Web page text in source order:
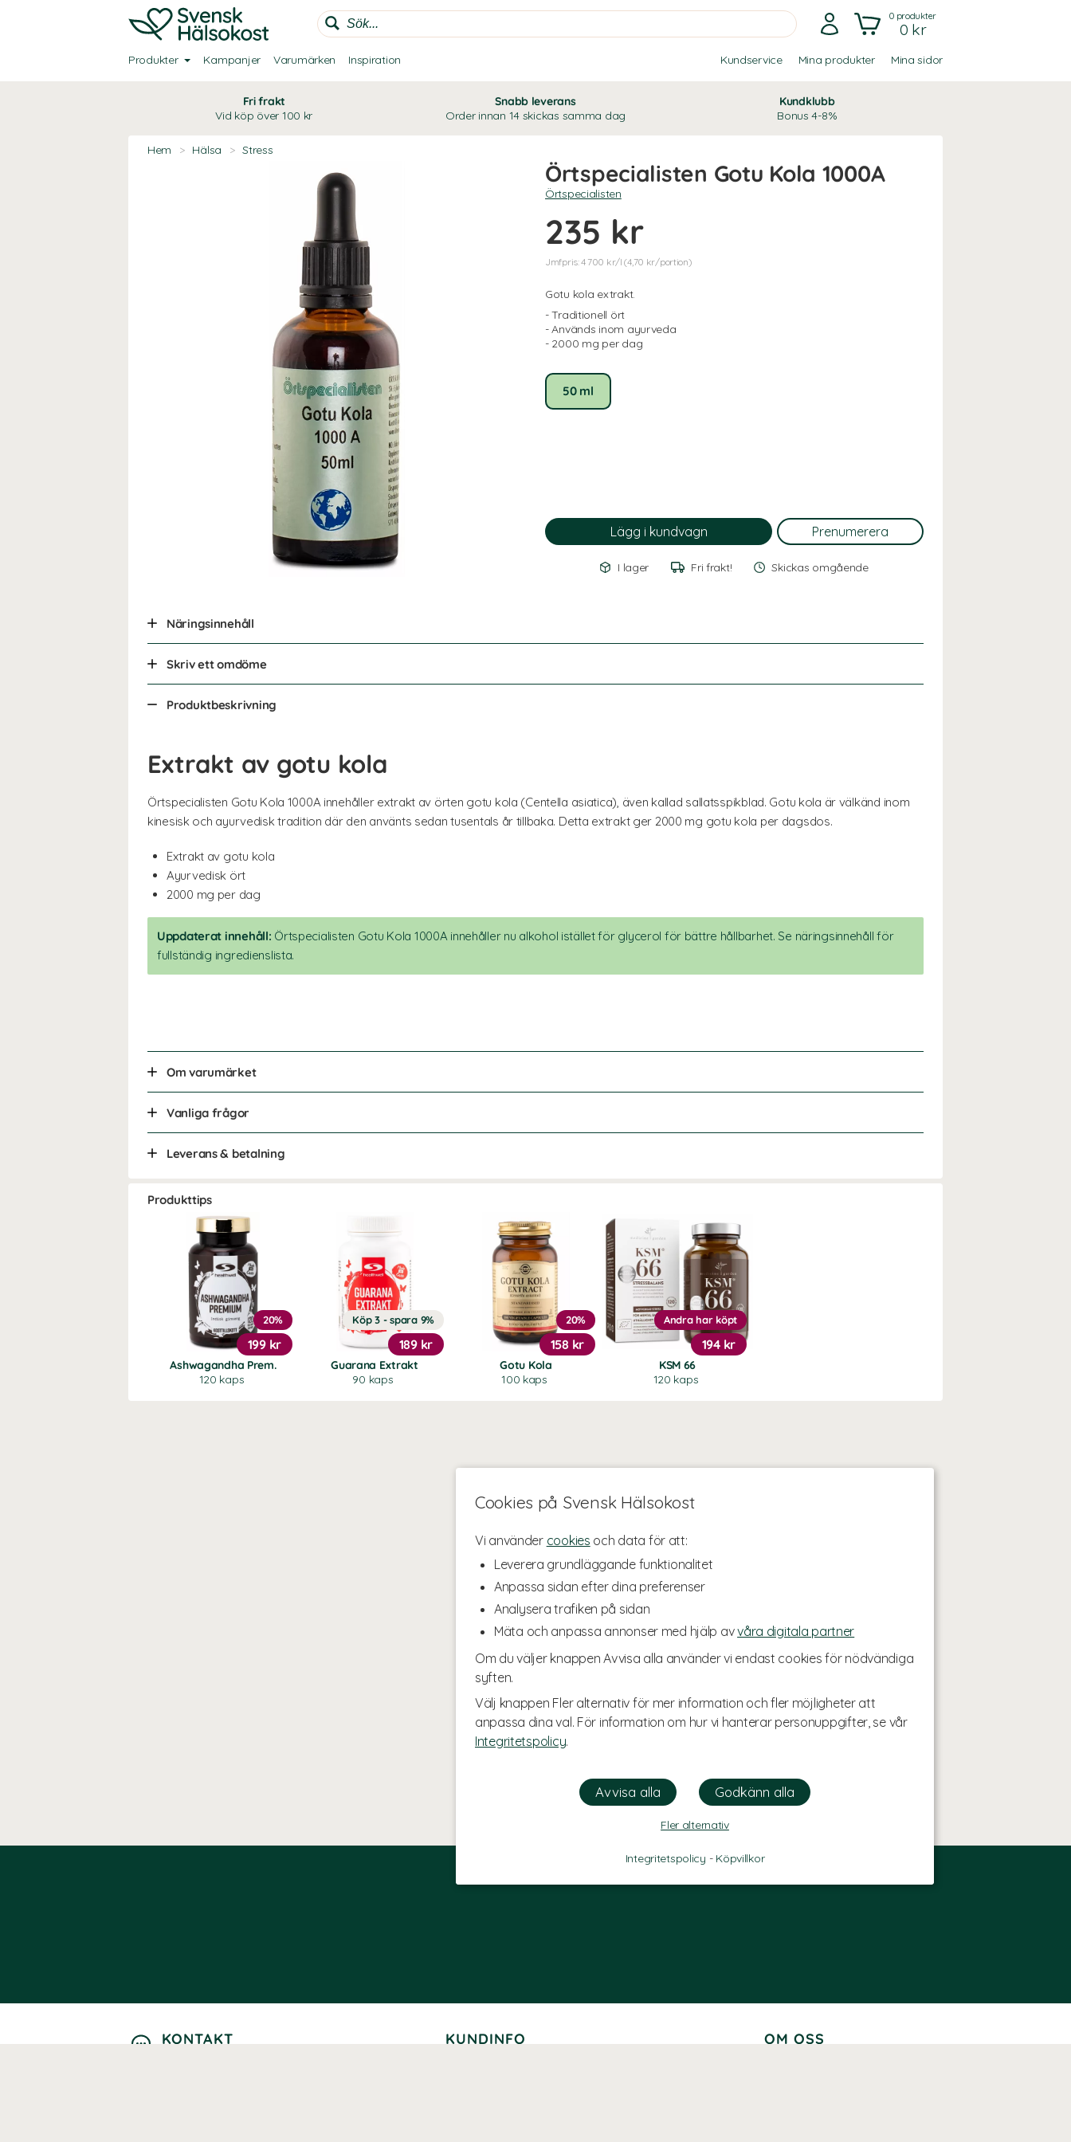
Cookies på Svensk Hälsokost
Vi använder cookies och data för att:
Leverera grundläggande funktionalitet
Anpassa sidan efter dina preferenser
Analysera trafiken på sidan
Mäta och anpassa annonser med hjälp avvåra digitala partner
Om du väljer knappen Avvisa alla använder vi endast cookies för nödvändiga
syften.
Välj knappen Fler alternativ för mer information och fler möjligheter att
anpassa dina val. För information om hur vi hanterar personuppgifter, se vår
Integritetspolicy.
Fler alternativ
Integritetspolicy - Köpvillkor
0produkter
0 kr
Produkter Kampanjer Varumärken Inspiration Kundservice Mina produkter Mina sidor
Fri frakt
Vid köp över 100 kr
Snabb leverans
Order innan 14 skickas samma dag
Kundklubb
Bonus 4-8%
Hem > Hälsa > Stress
Örtspecialisten Gotu Kola 1000A
Örtspecialisten
235 kr
Jmfpris: 4 700 kr/l (4,70 kr/portion)
Gotu kola extrakt.
- Traditionell ört
- Används inom ayurveda
- 2000 mg per dag
50 ml
I lager Fri frakt! Skickas omgående
Näringsinnehåll
Skriv ett omdöme
Produktbeskrivning
Extrakt av gotu kola
Örtspecialisten Gotu Kola 1000A innehåller extrakt av örten gotu kola (Centella asiatica), även kallad sallatsspikblad. Gotu kola är välkänd inom
kinesisk och ayurvedisk tradition där den använts sedan tusentals år tillbaka. Detta extrakt ger 2000 mg gotu kola per dagsdos.
Extrakt av gotu kola
Ayurvedisk ört
2000 mg per dag
Uppdaterat innehåll: Örtspecialisten Gotu Kola 1000A innehåller nu alkohol istället för glycerol för bättre hållbarhet. Se näringsinnehåll för
fullständig ingredienslista.
Om varumärket
Vanliga frågor
Leverans & betalning
Produkttips
Ashwagandha Prem.
120 kaps
20%
199 kr
Guarana Extrakt
90 kaps
Köp 3 - spara 9%
189 kr
Gotu Kola
100 kaps
20%
158 kr
KSM 66
120 kaps
Andra har köpt
194 kr
KONTAKT KUNDINFO OM OSS